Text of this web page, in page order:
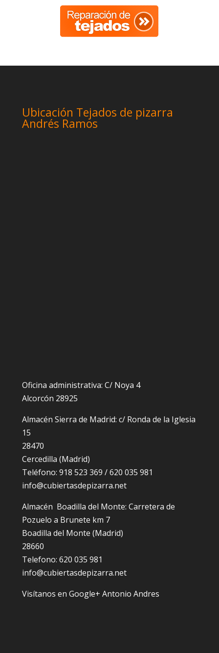
Ubicación Tejados de pizarra
Andrés Ramos
Oficina administrativa: C/ Noya 4
Alcorcón 28925
Almacén Sierra de Madrid: c/ Ronda de la Iglesia
15
28470
Cercedilla (Madrid)
Teléfono: 918 523 369 / 620 035 981
info@cubiertasdepizarra.net
Almacén Boadilla del Monte: Carretera de
Pozuelo a Brunete km 7
Boadilla del Monte (Madrid)
28660
Telefono: 620 035 981
info@cubiertasdepizarra.net
Visítanos en Google+ Antonio Andres